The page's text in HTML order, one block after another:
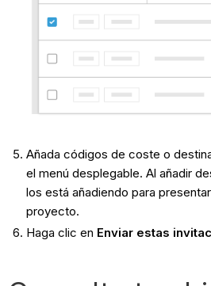
Añada códigos de coste o
el menú desplegable. Al añadir
los está añadiendo para
proyecto.
Haga clic en Enviar estas